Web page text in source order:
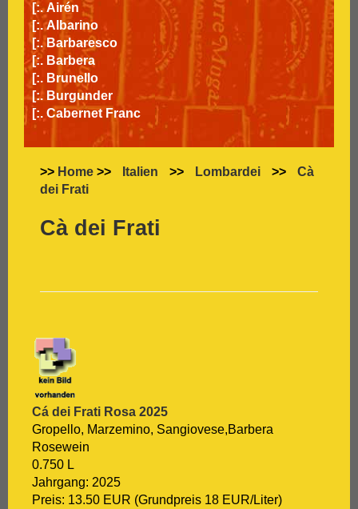
[:. Airén
[:. Albarino
[:. Barbaresco
[:. Barbera
[:. Brunello
[:. Burgunder
[:. Cabernet Franc
[:.
Cabernet Sauvignon
[:. Carignan
[:. Carmenère
[:. Chardonnay
[:. Chenin Blanc
[:. Chiavennasca
[:. Cortese
[:. Gamay
[:. Garganega
[:. Garnacha
[:. Gavi
[:. Gewürztraminer
[:. Graciano
[:. grauer Burgunder
[:. Grenache
[:. Grüner Veltliner
[:. Gutedel
>> Home >> Italien >> Lombardei >>
Cà
dei Frati
Cà dei Frati
Cá dei Frati Rosa 2025
Gropello, Marzemino, Sangiovese,Barbera
Rosewein
0.750 L
Jahrgang: 2025
Preis: 13.50 EUR (Grundpreis 18 EUR/Liter)